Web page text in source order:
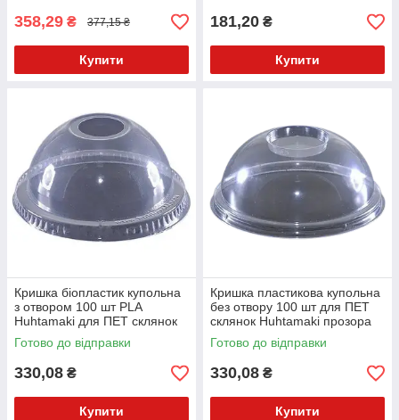
358,29 ₴ 377,15 ₴
Купити
181,20 ₴
Купити
Кришка біопластик купольна
з отвором 100 шт PLA
Huhtamaki для ПЕТ склянок
прозора
Готово до відправки
330,08 ₴
Купити
Кришка пластикова купольна
без отвору 100 шт для ПЕТ
склянок Huhtamaki прозора
Готово до відправки
330,08 ₴
Купити